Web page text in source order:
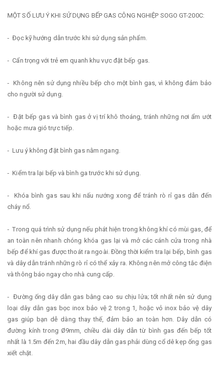
MỘT SỐ LƯU Ý KHI SỬ DỤNG BẾP GAS CÔNG NGHIỆP SOGO GT-200C:
- Đọc kỹ hướng dẫn trước khi sử dụng sản phẩm.
- Cẩn trọng với trẻ em quanh khu vực đặt bếp gas.
- Không nên sử dụng nhiều bếp cho một bình gas, vì không đảm bảo
cho người sử dụng.
- Đặt bếp gas và bình gas ở vị trí khô thoáng, tránh những nơi ẩm ướt
hoặc mưa gió trực tiếp.
- Lưu ý không đặt bình gas nằm ngang.
- Kiểm tra lại bếp và bình ga trước khi sử dụng.
- Khóa bình gas sau khi nấu nướng xong để tránh rò rỉ gas dẫn đến
cháy nổ.
- Trong quá trình sử dụng nếu phát hiện trong không khí có mùi gas, để
an toàn nên nhanh chóng khóa gas lại và mở các cánh cửa trong nhà
bếp để khí gas được thoát ra ngoài. Đồng thời kiểm tra lại bếp, bình gas
và dây dẫn tránh những rò rỉ có thể xảy ra. Không nên mở công tắc điện
và thông báo ngay cho nhà cung cấp.
- Đường ống dây dẫn gas bằng cao su chịu lửa; tốt nhất nên sử dụng
loại dây dẫn gas bọc inox bảo vệ 2 trong 1, hoặc vỏ inox bảo vệ dây
gas giúp bạn dễ dàng thay thế, đảm bảo an toàn hơn. Dây dẫn có
đường kính trong Ø9mm, chiều dài dây dẫn từ bình gas đến bếp tốt
nhất là 1.5m đến 2m, hai đầu dây dẫn gas phải dùng cổ dê kẹp ống gas
xiết chặt.